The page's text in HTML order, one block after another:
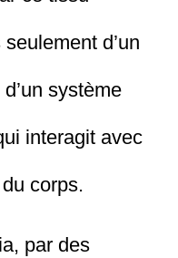
d’un
système
interagit avec
corps.
par des